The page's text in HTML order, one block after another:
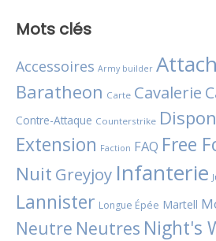
Mots clés
Accessoires Army builder
Baratheon Carte Cavalerie
Contre-Attaque Counterstrike
Extension Faction FAQ Free
Nuit Greyjoy Infanterie
Lannister Longue Épée Martell
Neutre Neutres Night's